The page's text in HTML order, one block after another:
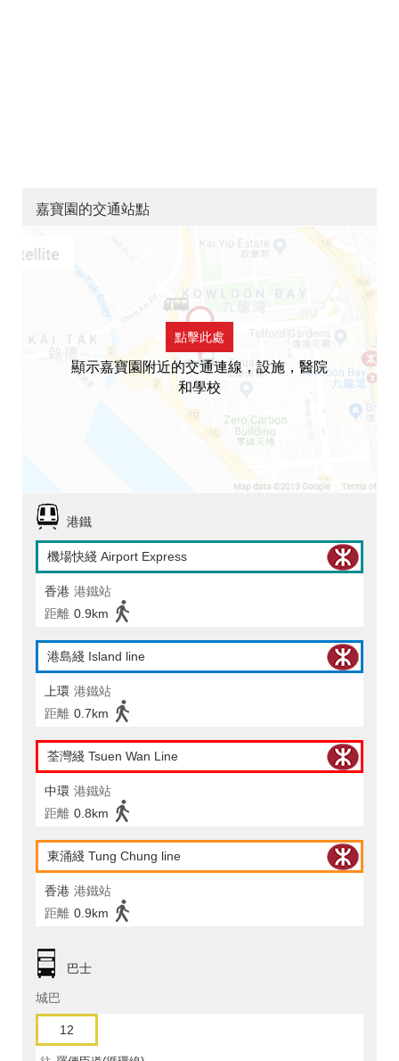
嘉寶園的交通站點
點擊此處
顯示嘉寶園附近的交通連線，設施，醫院
和學校
港鐵
機場快綫 Airport Express
香港 港鐵站
距離 0.9km
港島綫 Island line
上環 港鐵站
距離 0.7km
荃灣綫 Tsuen Wan Line
中環 港鐵站
距離 0.8km
東涌綫 Tung Chung line
香港 港鐵站
距離 0.9km
巴士
城巴
12